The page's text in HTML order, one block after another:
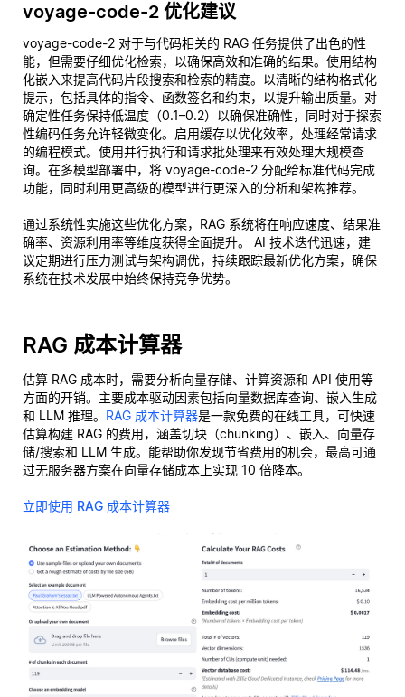
voyage-code-2 优化建议
voyage-code-2 对于与代码相关的 RAG 任务提供了出色的性
能，但需要仔细优化检索，以确保高效和准确的结果。使用结构
化嵌入来提高代码片段搜索和检索的精度。以清晰的结构格式化
提示，包括具体的指令、函数签名和约束，以提升输出质量。对
确定性任务保持低温度（0.1–0.2）以确保准确性，同时对于探索
性编码任务允许轻微变化。启用缓存以优化效率，处理经常请求
的编程模式。使用并行执行和请求批处理来有效处理大规模查
询。在多模型部署中，将 voyage-code-2 分配给标准代码完成
功能，同时利用更高级的模型进行更深入的分析和架构推荐。
通过系统性实施这些优化方案，RAG 系统将在响应速度、结果准
确率、资源利用率等维度获得全面提升。 AI 技术迭代迅速，建
议定期进行压力测试与架构调优，持续跟踪最新优化方案，确保
系统在技术发展中始终保持竞争优势。
RAG 成本计算器
估算 RAG 成本时，需要分析向量存储、计算资源和 API 使用等
方面的开销。主要成本驱动因素包括向量数据库查询、嵌入生成
和 LLM 推理。 RAG 成本计算器是一款免费的在线工具，可快速
估算构建 RAG 的费用，涵盖切块（chunking）、嵌入、向量存
储/搜索和 LLM 生成。能帮助你发现节省费用的机会，最高可通
过无服务器方案在向量存储成本上实现 10 倍降本。
立即使用 RAG 成本计算器